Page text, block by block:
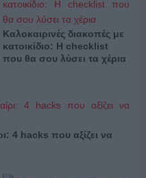
Καλοκαιρινές διακοπές με
κατοικίδιο: Η checklist
που θα σου λύσει τα χέρια
4 hacks που αξίζει να